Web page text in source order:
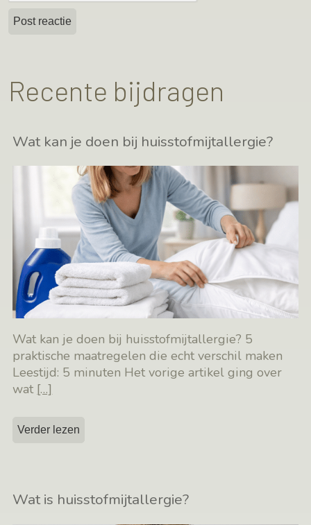
Recente bijdragen
Wat kan je doen bij huisstofmijtallergie?
Wat kan je doen bij huisstofmijtallergie? 5
praktische maatregelen die echt verschil maken
Leestijd: 5 minuten Het vorige artikel ging over
wat […]
Verder lezen
Wat is huisstofmijtallergie?